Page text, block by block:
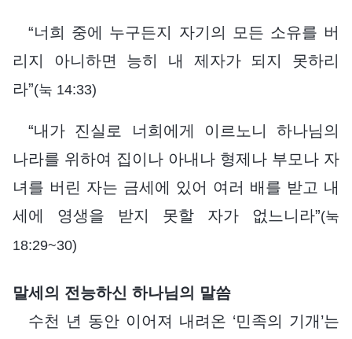
“너희 중에 누구든지 자기의 모든 소유를 버
리지 아니하면 능히 내 제자가 되지 못하리
라”(눅 14:33)
“내가 진실로 너희에게 이르노니 하나님의
나라를 위하여 집이나 아내나 형제나 부모나 자
녀를 버린 자는 금세에 있어 여러 배를 받고 내
세에 영생을 받지 못할 자가 없느니라”(눅
18:29~30)
말세의 전능하신 하나님의 말씀
수천 년 동안 이어져 내려온 ‘민족의 기개’는